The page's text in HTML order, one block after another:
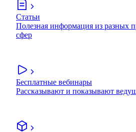
Статьи
Полезная информация из разных
сфер
Бесплатные вебинары
Рассказывают и показывают